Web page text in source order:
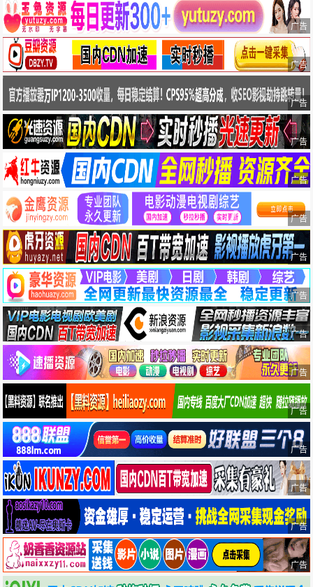
广告
广告
广告
广告
广告
广告
广告
广告
广告
广告
广告
广告
广告
广告
广告